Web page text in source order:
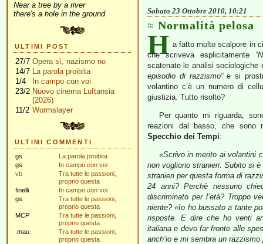
Near a tree by a river
there's a hole in the ground
ULTIMI POST
27/7 Opera sì, nazismo no
14/7 La parola proibita
1/4
In campo con voi
23/2 Nuovo cinema Luftansia
(2026)
11/2 Wormslayer
ULTIMI COMMENTI
gs
La parola proibita
gs
In campo con voi
vb
Tra tutte le passioni,
proprio questa
finelli
In campo con voi
gs
Tra tutte le passioni,
proprio questa
MCP
Tra tutte le passioni,
proprio questa
.mau.
Tra tutte le passioni,
proprio questa
Sabato 23 Ottobre 2010, 10:21
Normalità pelosa
H a fatto molto scalpore in
che scriveva esplicitamente
scatenate le analisi
episodio di razzismo”e si
volantino c’è un numero di
giustizia. Tutto risolto?
Per quanto mi riguarda,
reazioni dal basso, che sono
Specchio dei Tempi:
«Scrivo in merito ai volantini
non vogliono stranieri. Subito si
stranieri per questa forma di
24 anni? Perchè nessuno
discriminato per l’età? Troppo
niente? «Io ho bussato a tante
risposte. E dire che ho venti
italiana e devo far fronte alle
anch’io e mi sembra un